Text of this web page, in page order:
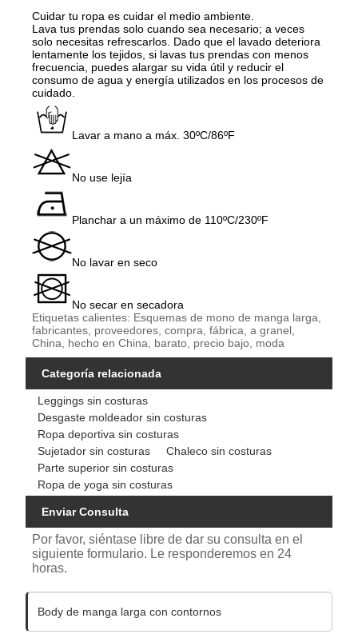
Cuidar tu ropa es cuidar el medio ambiente.
Lava tus prendas solo cuando sea necesario; a veces
solo necesitas refrescarlos. Dado que el lavado deteriora
lentamente los tejidos, si lavas tus prendas con menos
frecuencia, puedes alargar su vida útil y reducir el
consumo de agua y energía utilizados en los procesos de
cuidado.
Lavar a mano a máx. 30ºC/86ºF
No use lejía
Planchar a un máximo de 110ºC/230ºF
No lavar en seco
No secar en secadora
Etiquetas calientes: Esquemas de mono de manga larga,
fabricantes, proveedores, compra, fábrica, a granel,
China, hecho en China, barato, precio bajo, moda
Categoría relacionada
Leggings sin costuras
Desgaste moldeador sin costuras
Ropa deportiva sin costuras
Sujetador sin costuras
Chaleco sin costuras
Parte superior sin costuras
Ropa de yoga sin costuras
Enviar Consulta
Por favor, siéntase libre de dar su consulta en el
siguiente formulario. Le responderemos en 24
horas.